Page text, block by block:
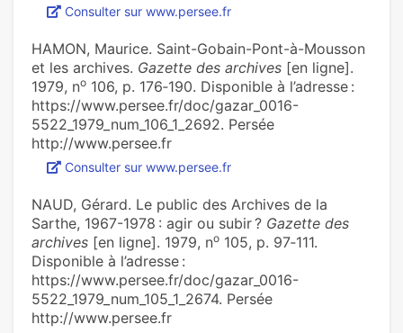
Consulter sur www.persee.fr
HAMON, Maurice. Saint-Gobain-Pont-à-Mousson
et les archives. Gazette des archives [en ligne].
1979, no 106, p. 176‑190. Disponible à l’adresse :
https://www.persee.fr/doc/gazar_0016-
5522_1979_num_106_1_2692. Persée
http://www.persee.fr
Consulter sur www.persee.fr
NAUD, Gérard. Le public des Archives de la
Sarthe, 1967-1978 : agir ou subir ? Gazette des
archives [en ligne]. 1979, no 105, p. 97‑111.
Disponible à l’adresse :
https://www.persee.fr/doc/gazar_0016-
5522_1979_num_105_1_2674. Persée
http://www.persee.fr